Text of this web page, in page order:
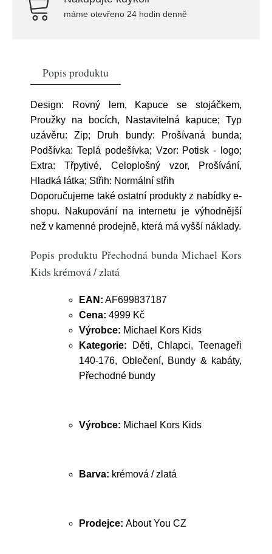
máme otevřeno 24 hodin denně
Popis produktu
Design: Rovný lem, Kapuce se stojáčkem,
Proužky na bocích, Nastavitelná kapuce; Typ
uzávěru: Zip; Druh bundy: Prošívaná bunda;
Podšívka: Teplá podešívka; Vzor: Potisk - logo;
Extra: Třpytivé, Celoplošný vzor, Prošívání,
Hladká látka; Střih: Normální střih
Doporučujeme také ostatní produkty z nabídky e-
shopu. Nakupování na internetu je výhodnější
než v kamenné prodejně, která má vyšší náklady.
Popis produktu Přechodná bunda Michael Kors
Kids krémová / zlatá
EAN: AF699837187
Cena: 4999 Kč
Výrobce: Michael Kors Kids
Kategorie: Děti, Chlapci, Teenageři
140-176, Oblečení, Bundy & kabáty,
Přechodné bundy
Výrobce: Michael Kors Kids
Barva: krémová / zlatá
Prodejce: About You CZ